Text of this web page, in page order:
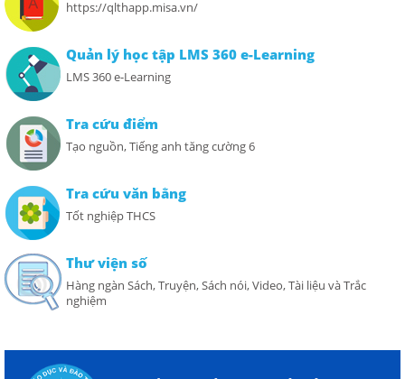
https://qlthapp.misa.vn/
Quản lý học tập LMS 360 e-Learning
LMS 360 e-Learning
Tra cứu điểm
Tạo nguồn, Tiếng anh tăng cường 6
Tra cứu văn bằng
Tốt nghiệp THCS
Thư viện số
Hàng ngàn Sách, Truyện, Sách nói, Video, Tài liệu và Trắc
nghiệm